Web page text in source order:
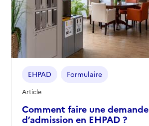
Comment faire une demande
d’admission en EHPAD ?
EHPAD Formulaire
Article